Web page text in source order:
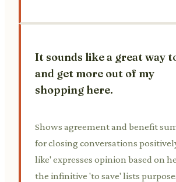
It sounds like a great way
and get more out of my
shopping here.
Shows agreement and benefit
for closing conversations
like' expresses opinion based on
the infinitive 'to save' lists